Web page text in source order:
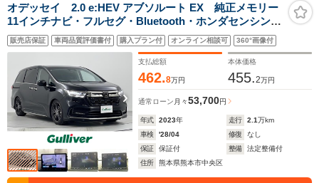
オデッセイ 2.0 e:HEV アブソルート EX 純正メモリー
11インチナビ・フルセグ・Bluetooth・ホンダセンシン
グ・BSM・両側パワースライドドア・シートヒーター・
全方位カメラ・ワイヤレス充電・TEIN車高調・純正アル
ミホイール・ETC・パワーバックドア
販売店保証 車両品質評価書付 購入プラン付 オンライン相談可 360°画像付
支払総額
462.8万円
本体価格
455.2万円
通常ローン 月々53,700円
年式 2023年 走行 2.1万km
車検
'28/04 修復
なし
保証
保証付 整備
法定整備付
住所
熊本県熊本市中央区